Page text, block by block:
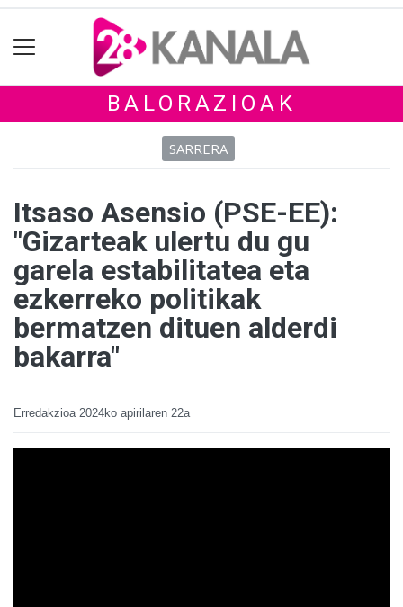
BALORAZIOAK
SARRERA
Itsaso Asensio (PSE-EE):
"Gizarteak ulertu du gu
garela estabilitatea eta
ezkerreko politikak
bermatzen dituen alderdi
bakarra"
Erredakzioa 2024ko apirilaren 22a